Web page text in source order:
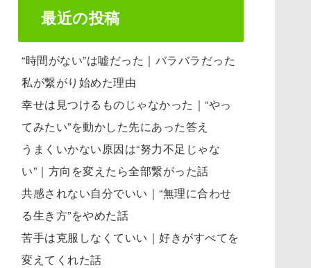
最近の投稿
“時間がない”は嘘だった｜バラバラだった
私が繋がり始めた理由
幸せは見つけるものじゃなかった｜“やっ
てみたい”を動かした先にあった答え
うまくいかない原因は“努力不足じゃな
い”｜方向を変えたら全部繋がった話
共感されない自分でいい｜“無理に合わせ
る生き方”をやめた話
苦手は克服しなくていい｜好きがすべてを
変えてくれた話